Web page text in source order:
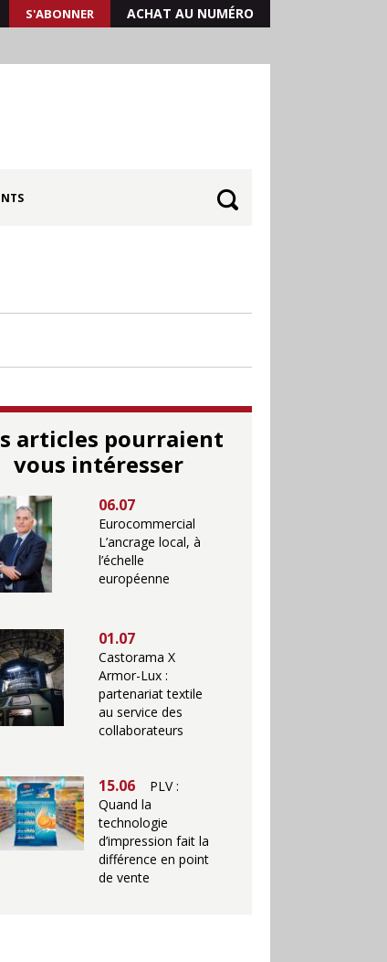
S'ABONNER ACHAT AU NUMÉRO
articles pourraient
vous intéresser
06.07
Eurocommercial
L’ancrage local, à
l’échelle
européenne
01.07
Castorama X
Armor-Lux :
partenariat textile
au service des
collaborateurs
15.06
PLV :
Quand la
technologie
d’impression fait la
différence en point
de vente